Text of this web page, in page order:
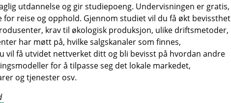
utdannelse og gir studiepoeng. Undervisningen er gratis,
for reise og opphold. Gjennom studiet vil du få økt bevissthet
krav til økologisk produksjon, ulike driftsmetoder,
har møtt på, hvilke salgskanaler som finnes,
vil få utvidet nettverket ditt og bli bevisst på hvordan andre
for å tilpasse seg det lokale markedet,
og tjenester osv.